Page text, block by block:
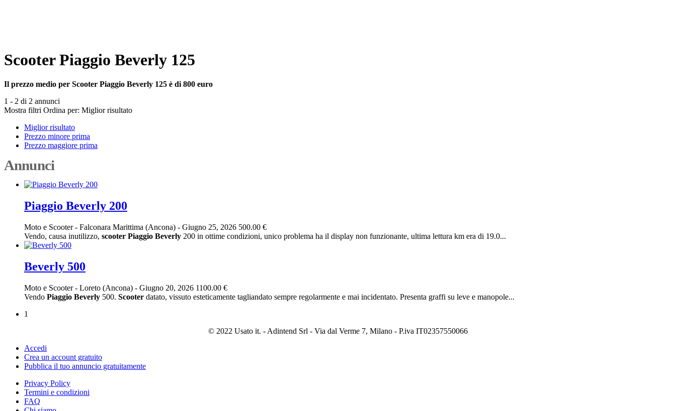
Scooter Piaggio Beverly 125
Il prezzo medio per Scooter Piaggio Beverly 125 è di 800 euro
1 - 2 di 2 annunci
Mostra filtri Ordina per: Miglior risultato
Miglior risultato
Prezzo minore prima
Prezzo maggiore prima
Annunci
Piaggio Beverly 200
Moto e Scooter- Falconara Marittima (Ancona) - Giugno 25, 2026 500.00 €
Vendo, causa inutilizzo, scooter Piaggio Beverly 200 in ottime condizioni, unico problema ha il display non funzionante, ultima lettura km era di 19.0...
Beverly 500
Moto e Scooter- Loreto (Ancona) - Giugno 20, 2026 1100.00 €
Vendo Piaggio Beverly 500. Scooter datato, vissuto esteticamente tagliandato sempre regolarmente e mai incidentato. Presenta graffi su leve e manopole...
1
© 2022 Usato it. - Adintend Srl - Via dal Verme 7, Milano - P.iva IT02357550066
Accedi
Crea un account gratuito
Pubblica il tuo annuncio gratuitamente
Privacy Policy
Termini e condizioni
FAQ